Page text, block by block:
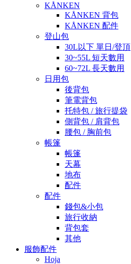
KÅNKEN
KÅNKEN 背包
KÅNKEN 配件
登山包
30L以下 單日/登頂
30~55L 短天數用
60~72L 長天數用
日用包
後背包
筆電背包
托特包 / 旅行提袋
側背包 / 肩背包
腰包 / 胸前包
帳篷
帳篷
天幕
地布
配件
配件
錢包&小包
旅行收納
背包套
其他
服飾配件
Hoja